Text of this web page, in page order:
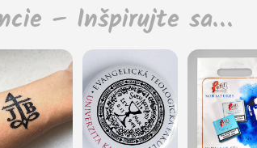
– Inšpirujte sa…